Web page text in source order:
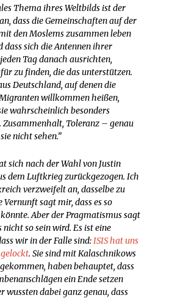
Thema ihres Weltbilds ist der
dass die Gemeinschaften auf der
den Moslems zusammen leben
dass sich die Antennen ihrer
Tag danach ausrichten,
zu finden, die das unterstützen.
Deutschland, auf denen die
willkommen heißen,
wahrscheinlich besonders
Zusammenhalt, Toleranz – genau
nicht sehen.”
sich nach der Wahl von Justin
dem Luftkrieg zurückgezogen. Ich
verzweifelt an, dasselbe zu
Vernunft sagt mir, dass es so
Aber der Pragmatismus sagt
nicht so sein wird. Es ist eine
wir in der Falle sind:ISIS hat uns
. Sie sind mit Kalaschnikows
haben behauptet, dass
ein Ende setzen
wussten dabei ganz genau, dass